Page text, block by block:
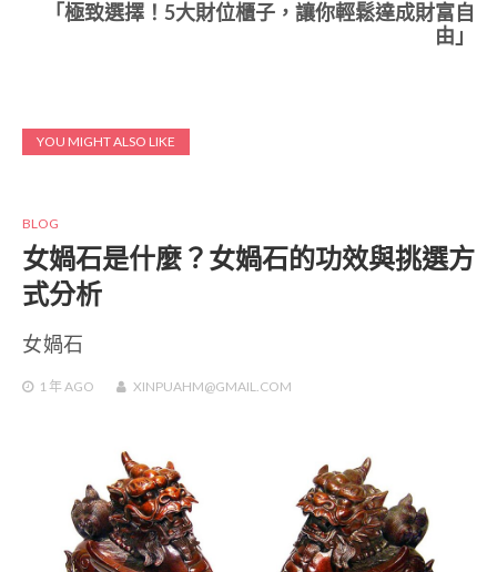
「極致選擇！5大財位櫃子，讓你輕鬆達成財富自
由」
YOU MIGHT ALSO LIKE
BLOG
女媧石是什麼？女媧石的功效與挑選方
式分析
女媧石
1 年 AGO XINPUAHM@GMAIL.COM